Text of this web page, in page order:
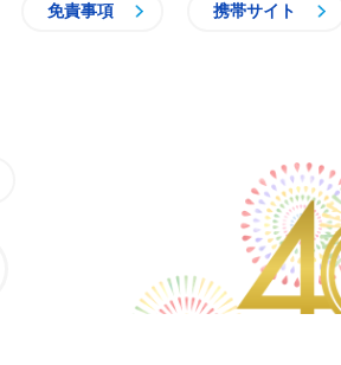
免責事項 携帯サイト